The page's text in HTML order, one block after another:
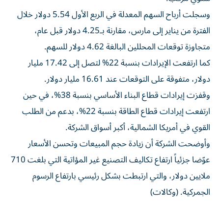
وسجلت أرباح السهم المعدلة في الربع الأول 5.54 دولار خلال
الفترة من يناير إلى مارس، مقارنة بـ4.25 دولار قبل عام،
متجاوزة توقعات المحللين البالغة 4.62 دولار للسهم.
كما ارتفعت الإيرادات بنسبة 22% لتصل إلى 17.42 مليار
دولار، متفوقة على التوقعات عند 16.61 مليار دولار.
وقفزت إيرادات قطاع البناء الأساسي بنسبة 38%، في حين
ارتفعت إيرادات قطاع الطاقة بنسبة 22%، بدعم من الطلب
القوي في أمريكا الشمالية، أكبر أسواق الشركة.
وأوضحت الشركة أن زيادة حجم المبيعات وتحسن الأسعار
عوّضا جزئياً ارتفاع تكاليف التصنيع غير المؤاتية التي بلغت 710
ملايين دولار، والتي ارتبطت بشكل رئيسي بارتفاع الرسوم
الجمركية. (وكالات)